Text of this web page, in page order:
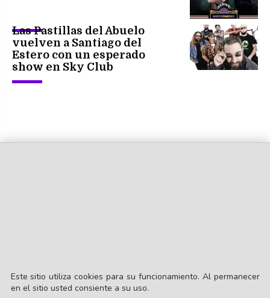
Las Pastillas del Abuelo
vuelven a Santiago del
Estero con un esperado
show en Sky Club
Este sitio utiliza cookies para su funcionamiento. Al permanecer
en el sitio usted consiente a su uso.